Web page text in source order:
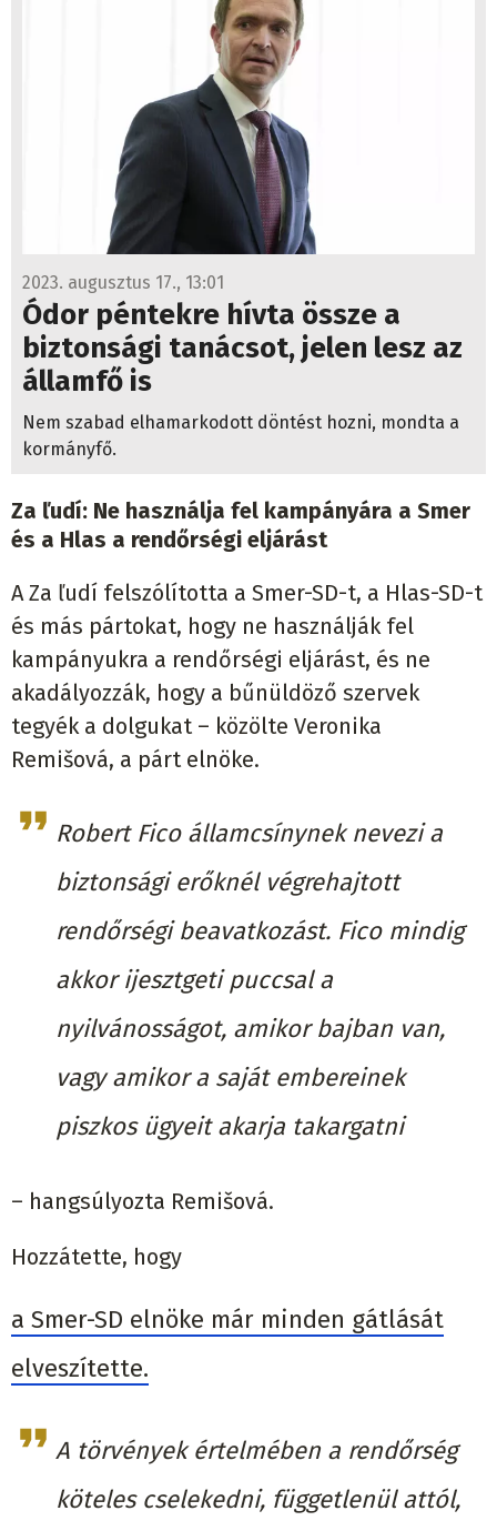
2023. augusztus 17., 13:01
Ódor péntekre hívta össze a
biztonsági tanácsot, jelen lesz az
államfő is
Nem szabad elhamarkodott döntést hozni, mondta a
kormányfő.
Za ľudí: Ne használja fel kampányára a Smer
és a Hlas a rendőrségi eljárást
A Za ľudí felszólította a Smer-SD-t, a Hlas-SD-t
és más pártokat, hogy ne használják fel
kampányukra a rendőrségi eljárást, és ne
akadályozzák, hogy a bűnüldöző szervek
tegyék a dolgukat – közölte Veronika
Remišová, a párt elnöke.
Robert Fico államcsínynek nevezi a
biztonsági erőknél végrehajtott
rendőrségi beavatkozást. Fico mindig
akkor ijesztgeti puccsal a
nyilvánosságot, amikor bajban van,
vagy amikor a saját embereinek
piszkos ügyeit akarja takargatni
– hangsúlyozta Remišová.
Hozzátette, hogy
a Smer-SD elnöke már minden gátlását
elveszítette.
A törvények értelmében a rendőrség
köteles cselekedni, függetlenül attól,